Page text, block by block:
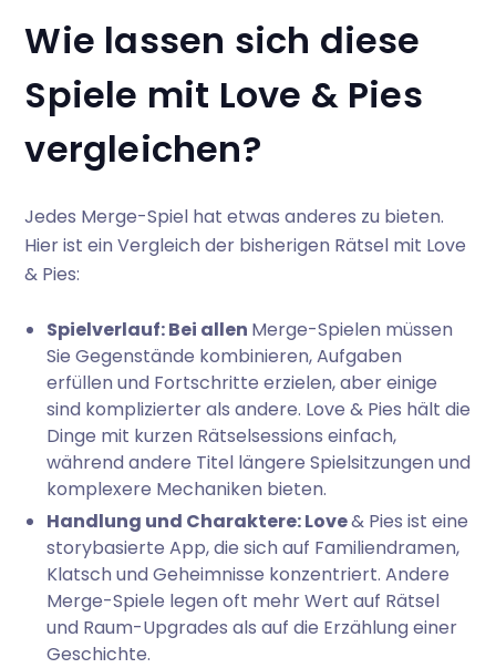
Wie lassen sich diese
Spiele mit Love & Pies
vergleichen?
Jedes Merge-Spiel hat etwas anderes zu bieten.
Hier ist ein Vergleich der bisherigen Rätsel mit Love
& Pies:
Spielverlauf: Bei allen Merge-Spielen müssen
Sie Gegenstände kombinieren, Aufgaben
erfüllen und Fortschritte erzielen, aber einige
sind komplizierter als andere. Love & Pies hält die
Dinge mit kurzen Rätselsessions einfach,
während andere Titel längere Spielsitzungen und
komplexere Mechaniken bieten.
Handlung und Charaktere: Love& Pies ist eine
storybasierte App, die sich auf Familiendramen,
Klatsch und Geheimnisse konzentriert. Andere
Merge-Spiele legen oft mehr Wert auf Rätsel
und Raum-Upgrades als auf die Erzählung einer
Geschichte.